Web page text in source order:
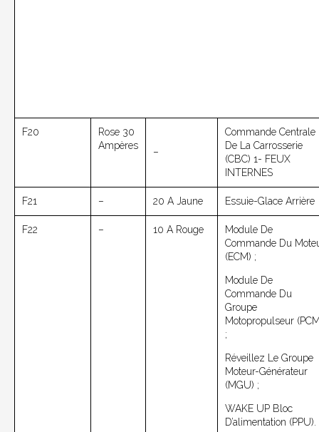
F20
Rose 30
Ampères
–
Commande Centrale
De La Carrosserie
(CBC) 1- FEUX
INTERNES
F21 – 20 A Jaune Essuie-Glace Arrière
F22 – 10 A Rouge
Module De
Commande Du
(ECM) ;
Module De
Commande Du
Groupe
Motopropulseur
;
Réveillez Le Groupe
Moteur-Générateur
(MGU) ;
WAKE UP Bloc
D’alimentation (PPU).